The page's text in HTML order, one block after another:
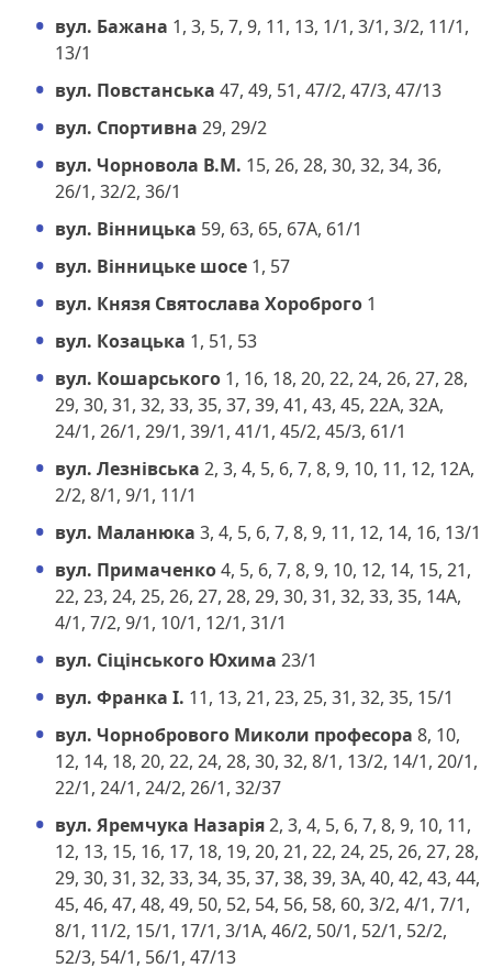
вул. Бажана 1, 3, 5, 7, 9, 11, 13, 1/1, 3/1, 3/2, 11/1,
13/1
вул. Повстанська 47, 49, 51, 47/2, 47/3, 47/13
вул. Спортивна 29, 29/2
вул. Чорновола В.М. 15, 26, 28, 30, 32, 34, 36,
26/1, 32/2, 36/1
вул. Вінницька 59, 63, 65, 67А, 61/1
вул. Вінницьке шосе 1, 57
вул. Князя Святослава Хороброго 1
вул. Козацька 1, 51, 53
вул. Кошарського 1, 16, 18, 20, 22, 24, 26, 27, 28,
29, 30, 31, 32, 33, 35, 37, 39, 41, 43, 45, 22А, 32А,
24/1, 26/1, 29/1, 39/1, 41/1, 45/2, 45/3, 61/1
вул. Лезнівська 2, 3, 4, 5, 6, 7, 8, 9, 10, 11, 12, 12А,
2/2, 8/1, 9/1, 11/1
вул. Маланюка 3, 4, 5, 6, 7, 8, 9, 11, 12, 14, 16, 13/1
вул. Примаченко4, 5, 6, 7, 8, 9, 10, 12, 14, 15, 21,
22, 23, 24, 25, 26, 27, 28, 29, 30, 31, 32, 33, 35, 14А,
4/1, 7/2, 9/1, 10/1, 12/1, 31/1
вул. Сіцінського Юхима 23/1
вул. Франка І. 11, 13, 21, 23, 25, 31, 32, 35, 15/1
вул. Чорнобрового Миколи професора 8, 10,
12, 14, 18, 20, 22, 24, 28, 30, 32, 8/1, 13/2, 14/1, 20/1,
22/1, 24/1, 24/2, 26/1, 32/37
вул. Яремчука Назарія2, 3, 4, 5, 6, 7, 8, 9, 10, 11,
12, 13, 15, 16, 17, 18, 19, 20, 21, 22, 24, 25, 26, 27, 28,
29, 30, 31, 32, 33, 34, 35, 37, 38, 39, 3А, 40, 42, 43, 44,
45, 46, 47, 48, 49, 50, 52, 54, 56, 58, 60, 3/2, 4/1, 7/1,
8/1, 11/2, 15/1, 17/1, 3/1А, 46/2, 50/1, 52/1, 52/2,
52/3, 54/1, 56/1, 47/13